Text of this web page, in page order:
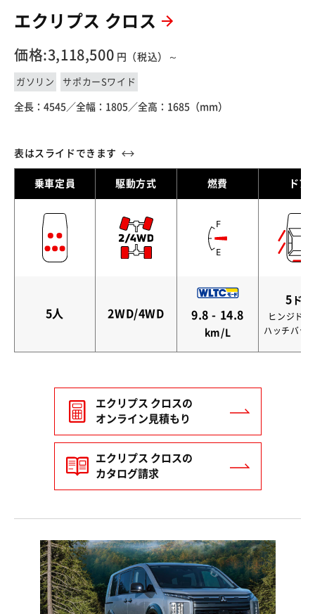
エクリプス クロス
価格:3,118,500 円（税込）～
ガソリン サポカーSワイド
全長：4545／全幅：1805／全高：1685（mm）
乗車定員 駆動方式 燃費 ドア
5人 2WD/4WD 9.8 - 14.8
km/L
5 ドア
ヒンジドア
ハッチバッ
エクリプス クロスの
オンライン見積もり
エクリプス クロスの
カタログ請求